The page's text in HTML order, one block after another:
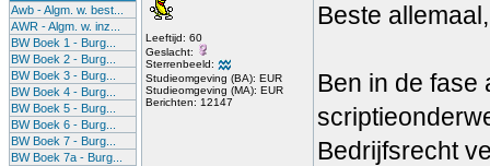
Awb - Algm. w. best...
AWR - Algm. w. inz...
BW Boek 1 - Burg...
BW Boek 2 - Burg...
BW Boek 3 - Burg...
BW Boek 4 - Burg...
BW Boek 5 - Burg...
BW Boek 6 - Burg...
BW Boek 7 - Burg...
BW Boek 7a - Burg...
Leeftijd: 60
Geslacht:
Sterrenbeeld:
Studieomgeving (BA): EUR
Studieomgeving (MA): EUR
Berichten: 12147
Beste allemaal,
Ben in de fase
Bedrijfsrecht